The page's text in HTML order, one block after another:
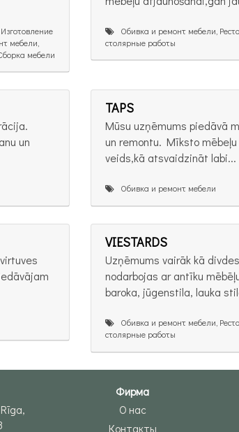
мебели,
мебели
Обивка и ремонт мебели,
столярные работы
un
TAPS
Mūsu uzņēmums piedāvā
un remontu. Mīksto
veids,kā atsvaidzināt labi...
Обивка и ремонт мебели
VIESTARDS
Uzņēmums vairāk kā
nodarbojas ar antīku
baroka, jūgenstila, lauka
Обивка и ремонт мебели,
столярные работы
Фирма
О нас
Контакты